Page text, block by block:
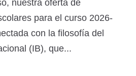
nuestra oferta de
para el curso 2026-
con la filosofía del
(IB), que...